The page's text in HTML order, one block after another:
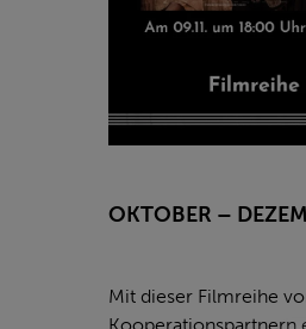
OKTOBER –
Mit dieser Filmreihe
Kooperationspartnern